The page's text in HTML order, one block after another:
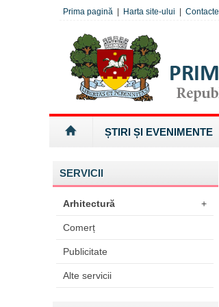
Prima pagină Harta site-ului Contacte
ȘTIRI ȘI EVENIMENTE
SERVICII
Arhitectură +
Comerț
Publicitate
Alte servicii